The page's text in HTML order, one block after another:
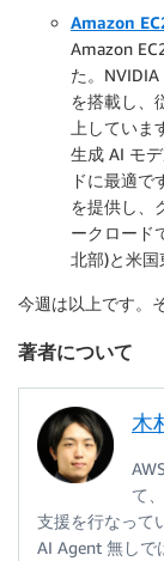
Amazon
Amazon
た。
を搭載し、
上してい
生成 AI モ
ドに最適で
を提供し、
ークロード
北部)と米国
今週は以上です。
著者について
木
て
支援を行なって
AI Agent 無しで